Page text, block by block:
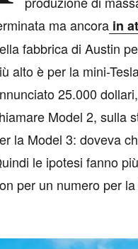
ma ancora in
fabbrica di Austin
alto è per la mini-
25.000
Model 2, sulla
la Model 3: doveva
le ipotesi fanno
per un numero per